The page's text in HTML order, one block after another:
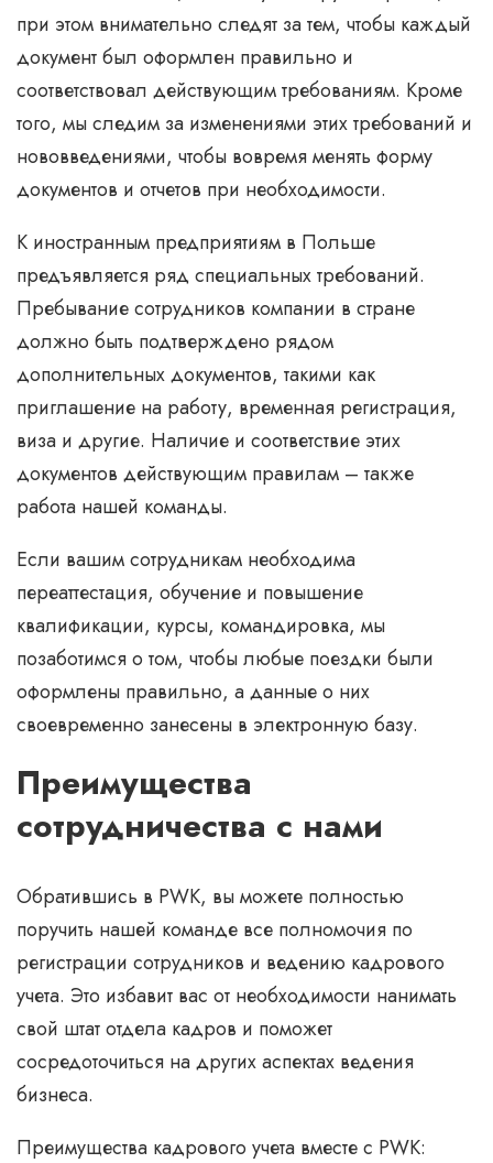
при этом внимательно следят за тем, чтобы каждый
документ был оформлен правильно и
соответствовал действующим требованиям. Кроме
того, мы следим за изменениями этих требований и
нововведениями, чтобы вовремя менять форму
документов и отчетов при необходимости.
К иностранным предприятиям в Польше
предъявляется ряд специальных требований.
Пребывание сотрудников компании в стране
должно быть подтверждено рядом
дополнительных документов, такими как
приглашение на работу, временная регистрация,
виза и другие. Наличие и соответствие этих
документов действующим правилам – также
работа нашей команды.
Если вашим сотрудникам необходима
переаттестация, обучение и повышение
квалификации, курсы, командировка, мы
позаботимся о том, чтобы любые поездки были
оформлены правильно, а данные о них
своевременно занесены в электронную базу.
Преимущества
сотрудничества с нами
Обратившись в РWK, вы можете полностью
поручить нашей команде все полномочия по
регистрации сотрудников и ведению кадрового
учета. Это избавит вас от необходимости нанимать
свой штат отдела кадров и поможет
сосредоточиться на других аспектах ведения
бизнеса.
Преимущества кадрового учета вместе с РWK: